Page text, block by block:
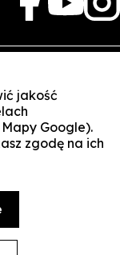
o ile nie wskazano
publikowania,
jakość
Google).
zgodę na ich